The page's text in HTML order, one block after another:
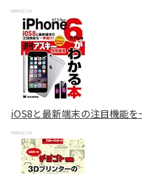
iOS8と最新端末の注目機能を